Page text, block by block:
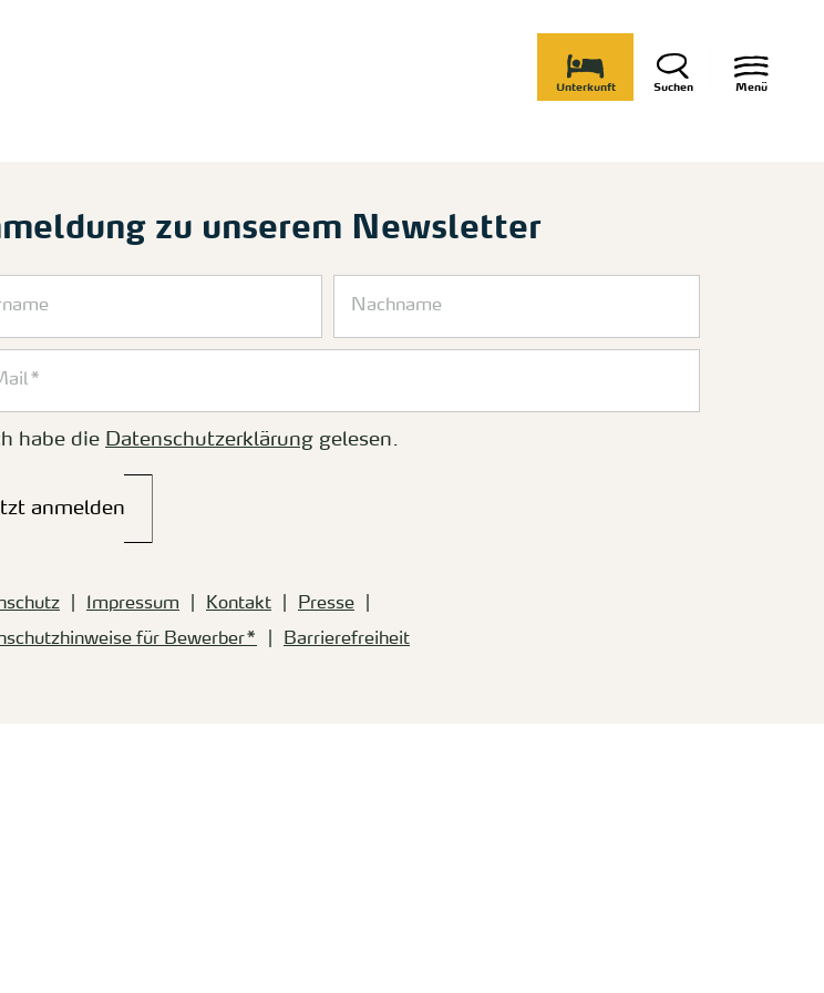
Menü
Suchen
Unterkunft
zu unserem Newsletter
habe die Datenschutzerklärung gelesen.
anmelden
Impressum Kontakt
Presse
für Bewerber*
Barrierefreiheit